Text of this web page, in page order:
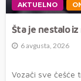
AKTUELNO
Šta je nestalo
6 avgusta, 2026
Vozači sve